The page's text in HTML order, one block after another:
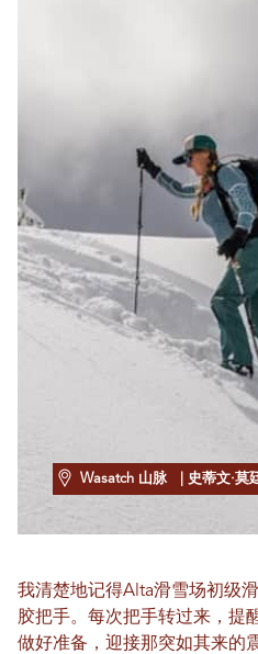
Wasatch 山脉 | 史蒂文·莫
我清楚地记得Alta滑雪场初级
胶把手。每次把手转过来，提
做好准备，迎接那突如其来的